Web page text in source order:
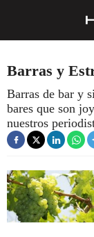
DESPENSA
BARRAS Y
ÍDOLOS DE MESAS
CUADERNO DE
Barras y
Barras de bar y
bares que son
nuestros